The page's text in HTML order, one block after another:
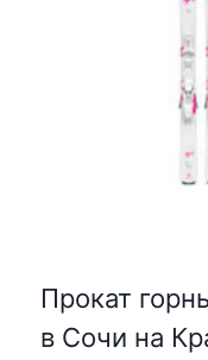
Прокат
в Сочи на